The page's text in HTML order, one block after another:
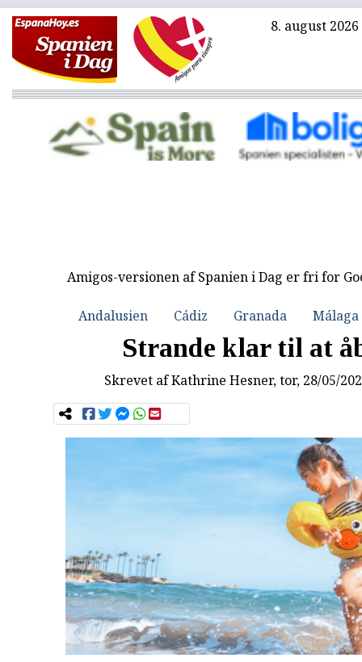
8. august 2026
Amigos-versionen af Spanien i Dag er fri for
Andalusien Cádiz Granada Málaga
Strande klar til at
Skrevet afKathrine Hesner, tor, 28/05/